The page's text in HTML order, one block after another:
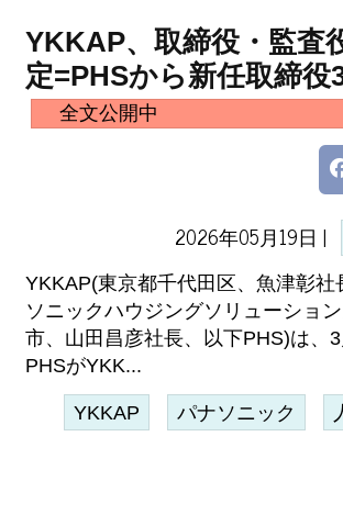
YKKAP、取締役・監査
定=PHSから新任取締役
全文公開中
2026年05月19日 |
YKKAP(東京都千代田区、魚津彰社
ソニックハウジングソリューショ
市、山田昌彦社長、以下PHS)は、3
PHSがYKK...
YKKAP パナソニック